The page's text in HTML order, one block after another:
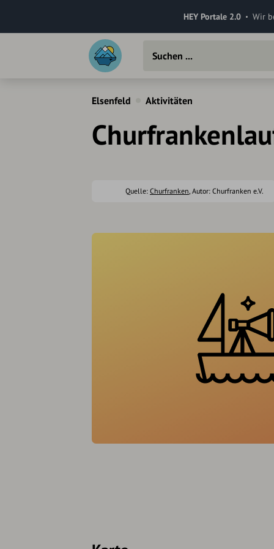
HEY Portale 2.0 Wir
Elsenfeld Aktivitäten
Quelle: Churfranken, Autor: Churfranken e.V.